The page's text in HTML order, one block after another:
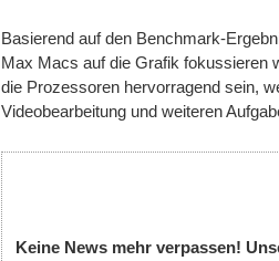
Basierend auf den Benchmark-
Max Macs auf die Grafik fokussieren
die Prozessoren hervorragend sein,
Videobearbeitung und weiteren
Keine News mehr verpassen!